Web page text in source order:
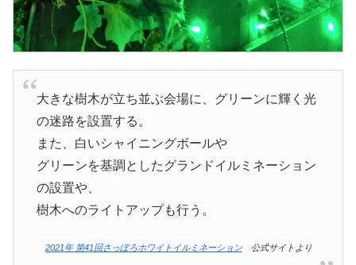
大きな樹木が立ち並ぶ会場に、グリーンに輝く光
の迷路を設置する。
また、白いシャイニングボールや
グリーンを基調としたグランドイルミネーション
の設置や、
樹木へのライトアップも行う。
2021年 第41回さっぽろホワイトイルミネーション公式サイトより